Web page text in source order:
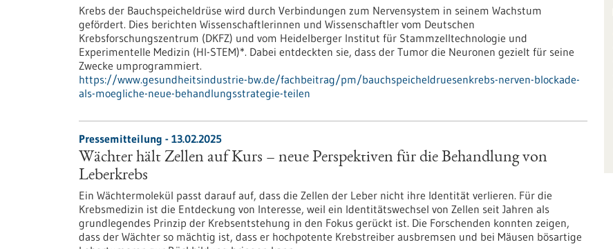
Krebs der Bauchspeicheldrüse wird durch Verbindungen zum Nervensystem in seinem Wachstum
gefördert. Dies berichten Wissenschaftlerinnen und Wissenschaftler vom Deutschen
Krebsforschungszentrum (DKFZ) und vom Heidelberger Institut für Stammzelltechnologie und
Experimentelle Medizin (HI-STEM)*. Dabei entdeckten sie, dass der Tumor die Neuronen gezielt für seine
Zwecke umprogrammiert.
https://www.gesundheitsindustrie-bw.de/fachbeitrag/pm/bauchspeicheldruesenkrebs-nerven-blockade-
als-moegliche-neue-behandlungsstrategie-teilen
Pressemitteilung - 13.02.2025
Wächter hält Zellen auf Kurs – neue Perspektiven für die Behandlung von
Leberkrebs
Ein Wächtermolekül passt darauf auf, dass die Zellen der Leber nicht ihre Identität verlieren. Für die
Krebsmedizin ist die Entdeckung von Interesse, weil ein Identitätswechsel von Zellen seit Jahren als
grundlegendes Prinzip der Krebsentstehung in den Fokus gerückt ist. Die Forschenden konnten zeigen,
dass der Wächter so mächtig ist, dass er hochpotente Krebstreiber ausbremsen und bei Mäusen bösartige